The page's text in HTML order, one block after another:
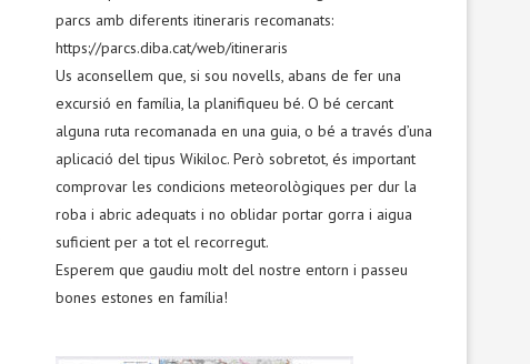
parcs amb diferents itineraris recomanats:
https://parcs.diba.cat/web/itineraris
Us aconsellem que, si sou novells, abans de fer una
excursió en família, la planifiqueu bé. O bé cercant
alguna ruta recomanada en una guia, o bé a través d’una
aplicació del tipus Wikiloc. Però sobretot, és important
comprovar les condicions meteorològiques per dur la
roba i abric adequats i no oblidar portar gorra i aigua
suficient per a tot el recorregut.
Esperem que gaudiu molt del nostre entorn i passeu
bones estones en família!